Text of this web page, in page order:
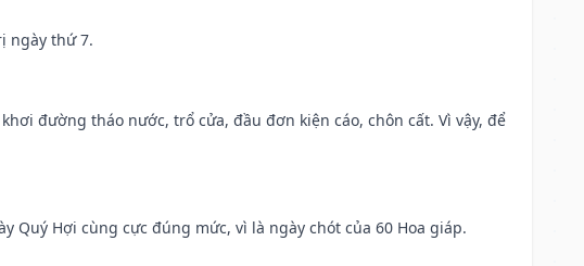
ngày thứ 7.
đường tháo nước, trổ cửa, đầu đơn kiện cáo, chôn cất. Vì vậy, để
Quý Hợi cùng cực đúng mức, vì là ngày chót của 60 Hoa giáp.